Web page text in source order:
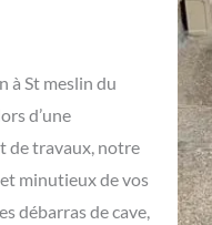
à St meslin du
d’une
de travaux, notre
minutieux de vos
débarras de cave,